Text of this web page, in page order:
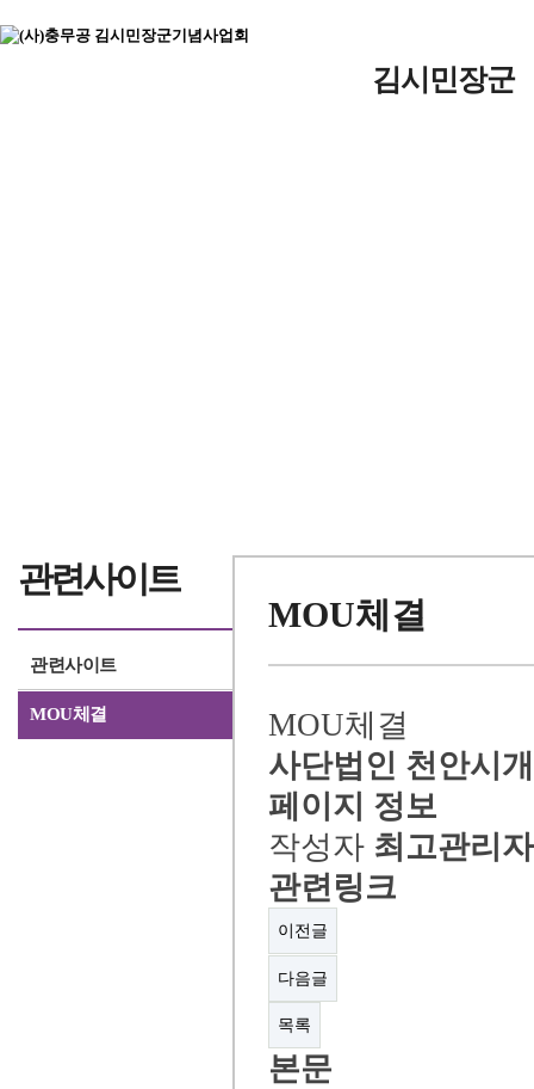
김시민장군
관련사이트
관련사이트
MOU체결
MOU체결
MOU체결
사단법인 천안시
페이지 정보
작성자 최고관리자
관련링크
이전글
다음글
목록
본문